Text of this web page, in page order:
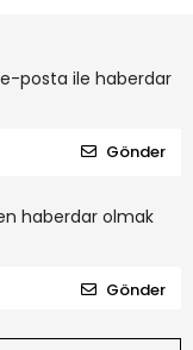
posta ile haberdar
Gönder
haberdar olmak
Gönder